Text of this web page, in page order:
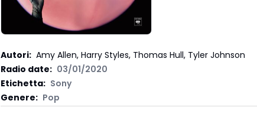
Autori: Amy Allen, Harry Styles, Thomas Hull, Tyler Johnson
Radio date: 03/01/2020
Etichetta: Sony
Genere: Pop